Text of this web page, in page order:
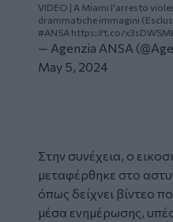
VIDEO | A Miami l'arresto
drammatiche immagini
#ANSA https://t.co/
— Agenzia ANSA
May 5, 2024
Στην συνέχεια, ο
μεταφέρθηκε στο
όπως δείχνει βίντεο
μέσα ενημέρωσης,